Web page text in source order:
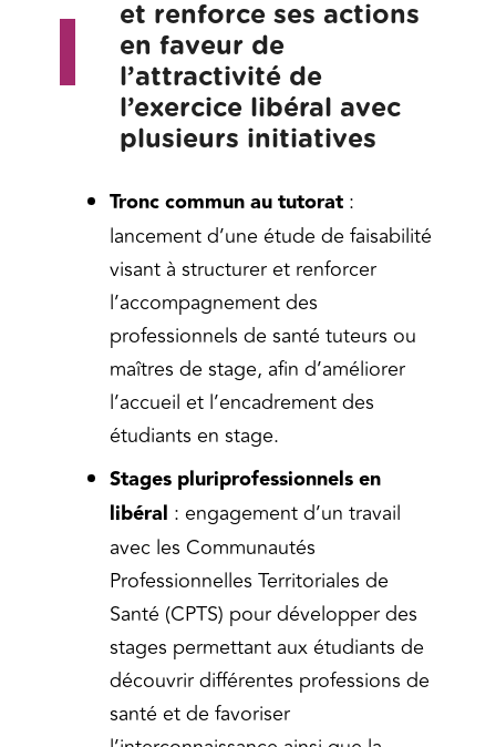
et renforce ses actions
en faveur de
l’attractivité de
l’exercice libéral avec
plusieurs initiatives
Tronc commun au tutorat :
lancement d’une étude de faisabilité
visant à structurer et renforcer
l’accompagnement des
professionnels de santé tuteurs ou
maîtres de stage, afin d’améliorer
l’accueil et l’encadrement des
étudiants en stage.
Stages pluriprofessionnels en
libéral : engagement d’un travail
avec les Communautés
Professionnelles Territoriales de
Santé (CPTS) pour développer des
stages permettant aux étudiants de
découvrir différentes professions de
santé et de favoriser